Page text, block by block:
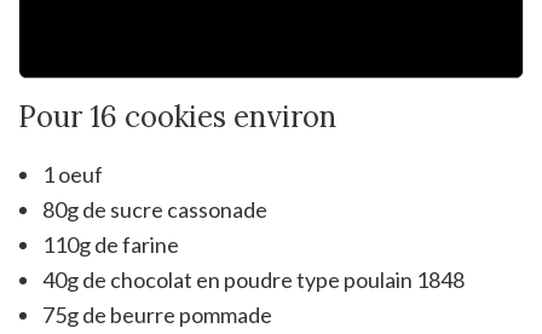
Pour 16 cookies environ
1 oeuf
80g de sucre cassonade
110g de farine
40g de chocolat en poudre type poulain 1848
75g de beurre pommade